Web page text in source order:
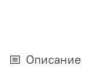
Описание